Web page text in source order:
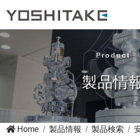
Product
製品情
Home 製品情報 製品検索